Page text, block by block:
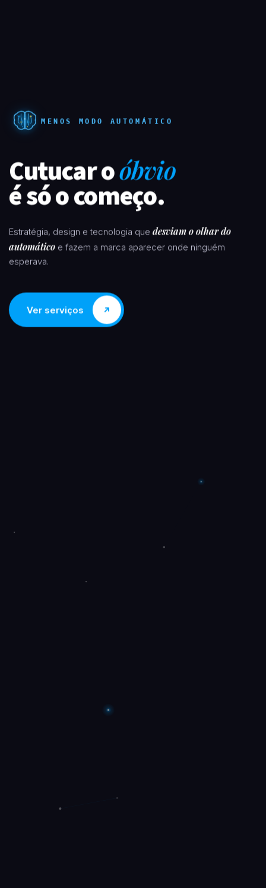
MENOS MODO AUTOMÁTICO
Cutucar oóbvio
é só o começo.
Estratégia, design e tecnologia que desviam o olhar do
automáticoe fazem a marca aparecer onde ninguém
esperava.
Ver serviços